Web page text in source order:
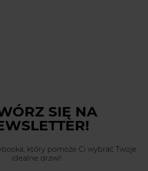
SIĘ NA
który pomoże Ci wybrać Twoje
idealne drzwi!